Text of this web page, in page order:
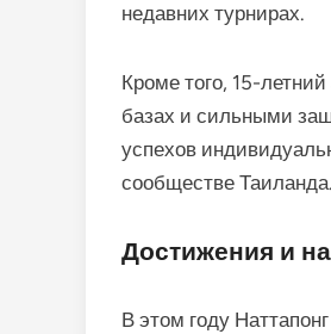
недавних турнирах.
Кроме того, 15-
базах и сильными
успехов
сообществе Таиланда.
Достижения и
В этом году